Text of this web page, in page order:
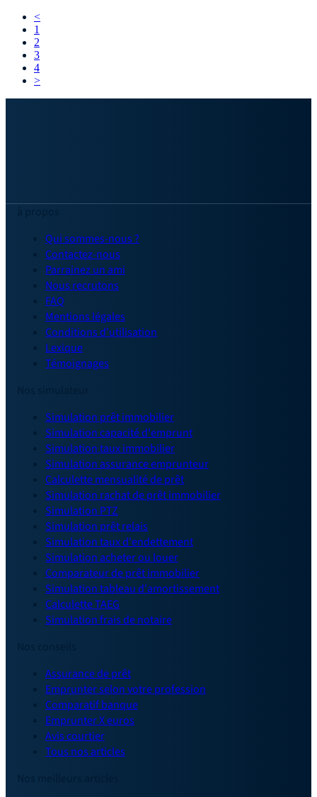
<
1
2
3
4
>
Qui sommes-nous ?
Contactez-nous
Parrainez un ami
Nous recrutons
FAQ
Mentions légales
Conditions d'utilisation
Lexique
Témoignages
Simulation prêt immobilier
Simulation capacité d'emprunt
Simulation taux immobilier
Simulation assurance emprunteur
Calculette mensualité de prêt
Simulation rachat de prêt immobilier
Simulation PTZ
Simulation prêt relais
Simulation taux d'endettement
Simulation acheter ou louer
Comparateur de prêt immobilier
Simulation tableau d'amortissement
Calculette TAEG
Simulation frais de notaire
Assurance de prêt
Emprunter selon votre profession
Comparatif banque
Emprunter X euros
Avis courtier
Tous nos articles